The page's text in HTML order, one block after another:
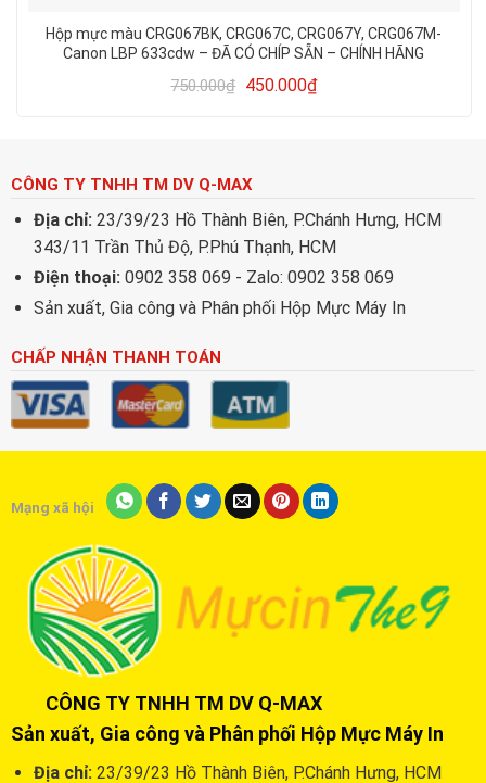
Hộp mực màu CRG067BK, CRG067C, CRG067Y, CRG067M-
Canon LBP 633cdw – ĐÃ CÓ CHÍP SẴN – CHÍNH HÃNG
750.000₫ 450.000₫
CÔNG TY TNHH TM DV Q-MAX
Địa chỉ: 23/39/23 Hồ Thành Biên, P.Chánh Hưng, HCM
343/11 Trần Thủ Độ, P.Phú Thạnh, HCM
Điện thoại: 0902 358 069 - Zalo: 0902 358 069
Sản xuất, Gia công và Phân phối Hộp Mực Máy In
CHẤP NHẬN THANH TOÁN
Mạng xã hội
CÔNG TY TNHH TM DV Q-MAX
Sản xuất, Gia công và Phân phối Hộp Mực Máy In
Địa chỉ: 23/39/23 Hồ Thành Biên, P.Chánh Hưng, HCM